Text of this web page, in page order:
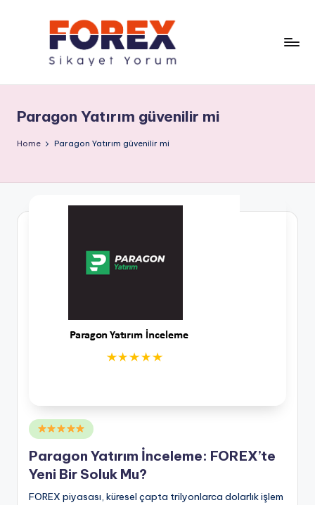
Paragon Yatırım güvenilir mi
Home Paragon Yatırım güvenilir mi
Posted
in
Paragon Yatırım İnceleme: FOREX’te
Yeni Bir Soluk Mu?
FOREX piyasası, küresel çapta trilyonlarca dolarlık işlem